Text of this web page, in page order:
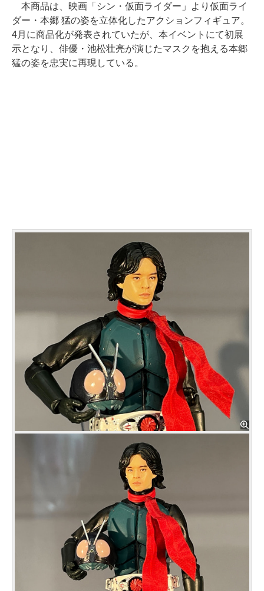
本商品は、映画「シン・仮面ライダー」より仮面ライ
ダー・本郷 猛の姿を立体化したアクションフィギュア。
4月に商品化が発表されていたが、本イベントにて初展
示となり、俳優・池松壮亮が演じたマスクを抱える本郷
猛の姿を忠実に再現している。